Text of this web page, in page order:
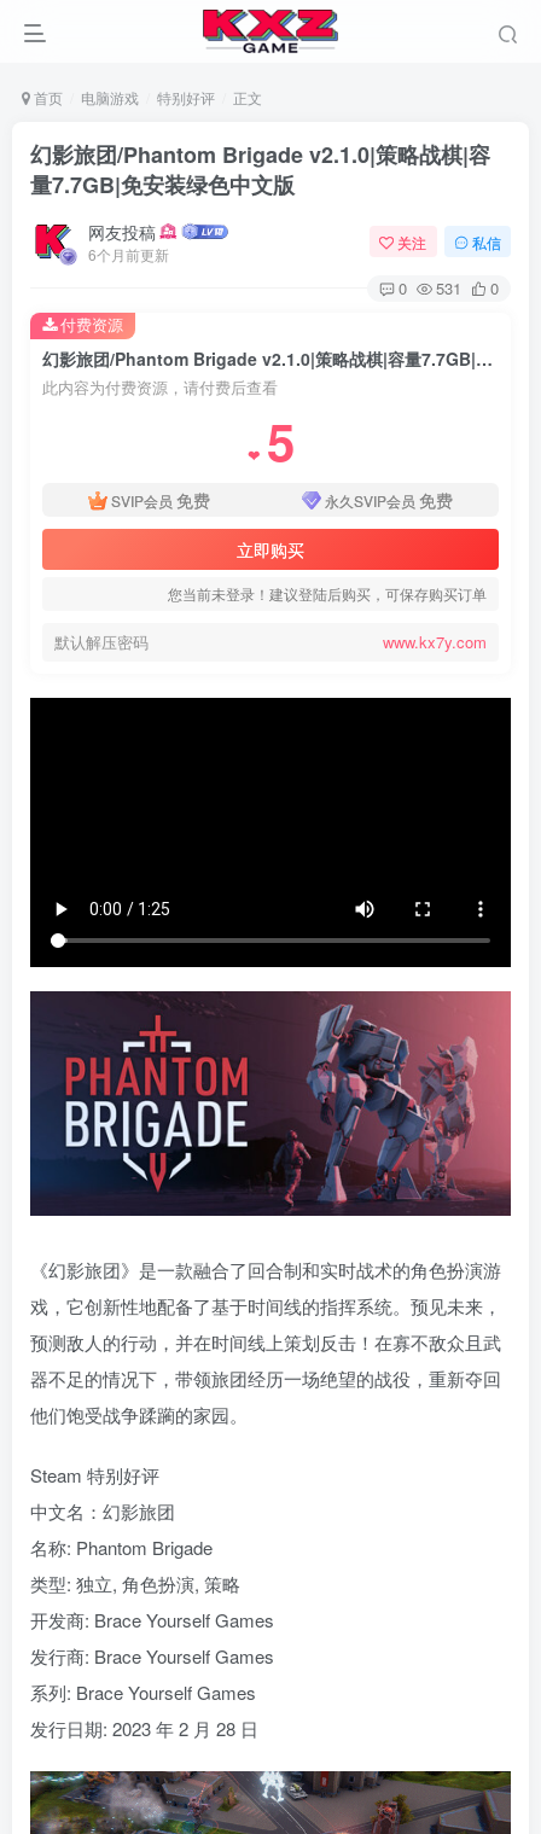
首页 电脑游戏 特别好评 正文
幻影旅团/Phantom Brigade v2.1.0|策略战棋|容
量7.7GB|免安装绿色中文版
网友投稿
6个月前更新
关注 私信
0 531 0
幻影旅团/Phantom Brigade v2.1.0|策略战棋|容量7.7GB|免安装绿色中文版
此内容为付费资源，请付费后查看
❤ 5
SVIP会员 免费 永久SVIP会员 免费
立即购买
您当前未登录！建议登陆后购买，可保存购买订单
默认解压密码 www.kx7y.com
付费资源
《幻影旅团》是一款融合了回合制和实时战术的角色扮演游
戏，它创新性地配备了基于时间线的指挥系统。预见未来，
预测敌人的行动，并在时间线上策划反击！在寡不敌众且武
器不足的情况下，带领旅团经历一场绝望的战役，重新夺回
他们饱受战争蹂躏的家园。
Steam 特别好评
中文名：幻影旅团
名称: Phantom Brigade
类型: 独立, 角色扮演, 策略
开发商: Brace Yourself Games
发行商: Brace Yourself Games
系列: Brace Yourself Games
发行日期: 2023 年 2 月 28 日